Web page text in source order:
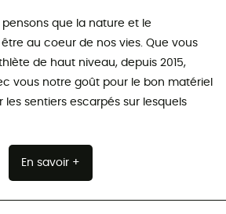
que la nature et le
au coeur de nos vies. Que vous
de haut niveau, depuis 2015,
vous notre goût pour le bon matériel
les sentiers escarpés sur lesquels
En savoir +